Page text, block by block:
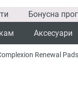
Бонусна
Аксесуари
Renewal Pads